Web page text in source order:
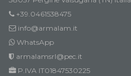
+39.0461538475
info@armalam.it
WhatsApp
armalamsrl@pec.it
P.IVA IT01847530225